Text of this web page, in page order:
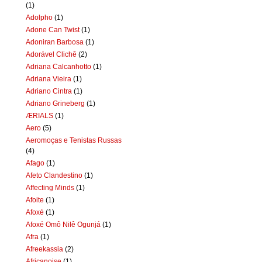
(1)
Adolpho (1)
Adone Can Twist (1)
Adoniran Barbosa (1)
Adorável Clichê (2)
Adriana Calcanhotto (1)
Adriana Vieira (1)
Adriano Cintra (1)
Adriano Grineberg (1)
ÆRIALS (1)
Aero (5)
Aeromoças e Tenistas Russas
(4)
Afago (1)
Afeto Clandestino (1)
Affecting Minds (1)
Afoite (1)
Afoxé (1)
Afoxé Omô Nilê Ogunjá (1)
Afra (1)
Afreekassia (2)